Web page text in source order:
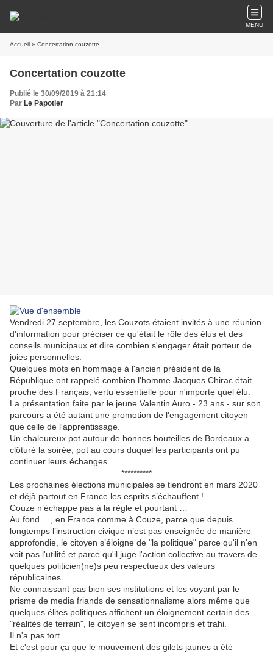
MENU
Accueil » Concertation couzotte
Concertation couzotte
Publié le 30/09/2019 à 21:14
Par Le Papotier
Vendredi 27 septembre, les Couzots étaient invités à une réunion
d'information pour préciser ce qu'était le rôle des élus et des
conseils municipaux et dire combien s'engager était porteur de
joies personnelles.
Quelques mots en hommage à l'ancien président de la
République ont rappelé combien l'homme Jacques Chirac était
proche des Français, vertu essentielle pour n'importe quel élu.
La présentation faite par le jeune Valentin Auro - 23 ans - sur son
parcours a été autant une promotion de l'engagement citoyen
que celle de l'apprentissage.
Un chaleureux pot autour de bonnes bouteilles de Bordeaux a
clôturé la soirée, pot au cours duquel les participants ont pu
continuer leurs échanges.
**********
Les prochaines élections municipales se tiendront en mars 2020
et déjà partout en France les esprits s’échauffent !
Couze n’échappe pas à la règle et pourtant …
Au fond …, en France comme à Couze, parce que depuis
longtemps l’instruction civique n’est pas enseignée de manière
approfondie, le citoyen s’éloigne de "la politique" parce qu'il n'en
voit pas l'utilité et parce qu'il juge l'action collective au travers de
quelques politicien(ne)s peu respectueux des valeurs
républicaines.
Ne connaissant pas bien ses institutions et les voyant par le
prisme de media friands de sensationnalisme alors même que
quelques élites politiques affichent un éloignement certain des
"réalités de terrain", le citoyen se sent incompris et trahi.
Il n'a pas tort.
Et c'est pour ça que le mouvement des gilets jaunes a été